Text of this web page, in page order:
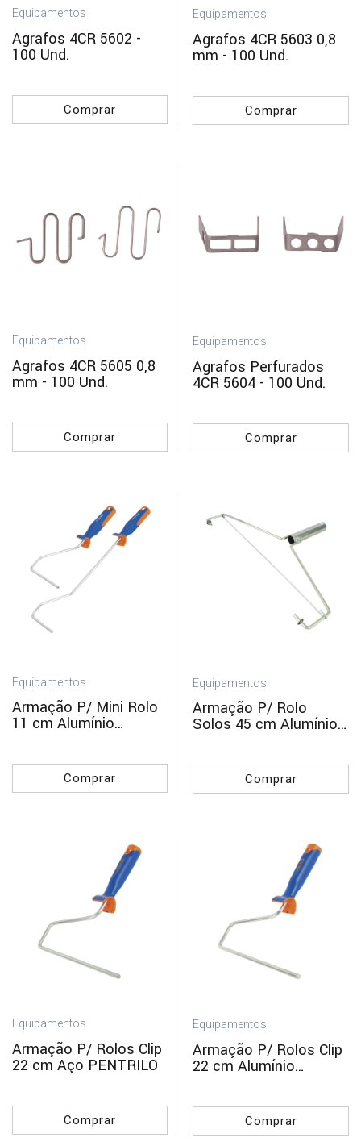
Equipamentos
Agrafos 4CR 5602 -
100 Und.
Comprar
Equipamentos
Agrafos 4CR 5603 0,8
mm - 100 Und.
Comprar
Equipamentos
Agrafos 4CR 5605 0,8
mm - 100 Und.
Comprar
Equipamentos
Agrafos Perfurados
4CR 5604 - 100 Und.
Comprar
Equipamentos
Armação P/ Mini Rolo
11 cm Alumínio
Comprar
Equipamentos
Armação P/ Rolo
Solos 45 cm Alumínio
Comprar
Equipamentos
Armação P/ Rolos Clip
22 cm Aço PENTRILO
Comprar
Equipamentos
Armação P/ Rolos Clip
22 cm Alumínio
Comprar